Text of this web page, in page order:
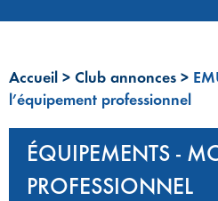
Accueil > Club annonces >
l’équipement professionnel
ÉQUIPEMENTS -
PROFESSIONNEL